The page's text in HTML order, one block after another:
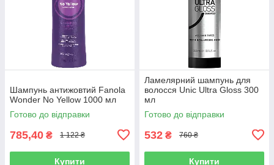
Шампунь антижовтий Fanola
Wonder No Yellow 1000 мл
Готово до відправки
785,40 ₴ 1 122 ₴
Купити
Ламелярний шампунь для
волосся Unic Ultra Gloss 300
мл
Готово до відправки
532 ₴ 760 ₴
Купити